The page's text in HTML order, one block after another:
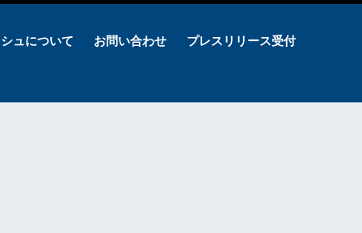
ュについて お問い合わせ プレスリリース受付